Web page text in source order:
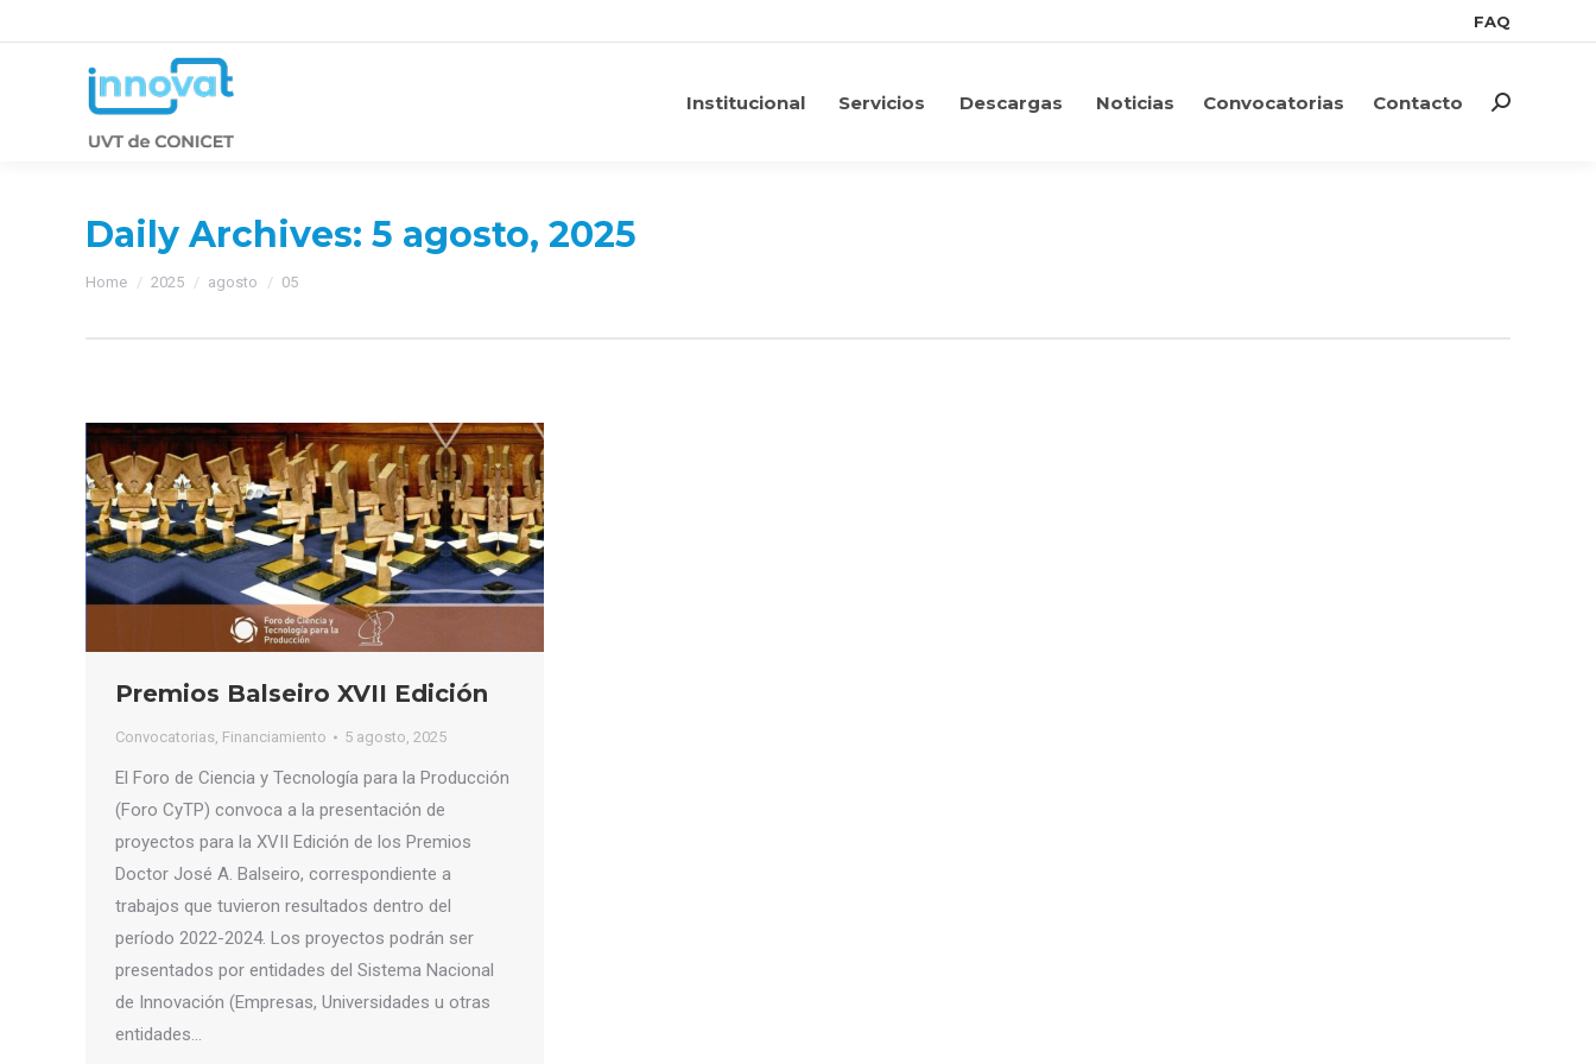
FAQ
Institucional Servicios Descargas Noticias Convocatorias Contacto Search:
Daily Archives: 5 agosto, 2025
You are here:
Home 2025 agosto 05
Premios Balseiro XVII Edición
Convocatorias, Financiamiento 5 agosto, 2025
El Foro de Ciencia y Tecnología para la Producción
(Foro CyTP) convoca a la presentación de
proyectos para la XVII Edición de los Premios
Doctor José A. Balseiro, correspondiente a
trabajos que tuvieron resultados dentro del
período 2022-2024. Los proyectos podrán ser
presentados por entidades del Sistema Nacional
de Innovación (Empresas, Universidades u otras
entidades…
FAQ